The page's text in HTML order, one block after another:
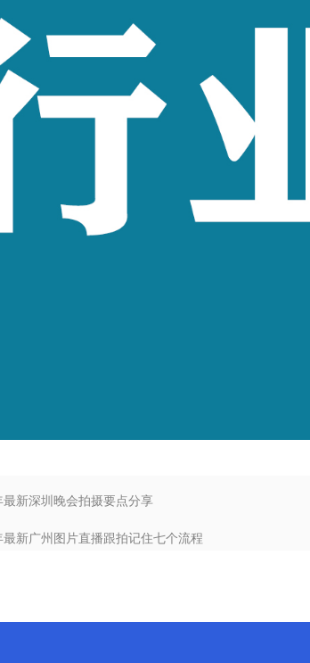
最新深圳晚会拍摄要点分享
最新广州图片直播跟拍记住七个流程